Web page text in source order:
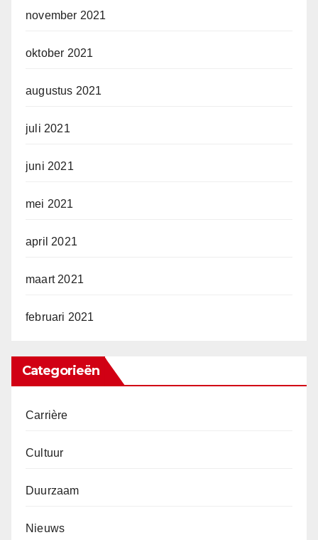
november 2021
oktober 2021
augustus 2021
juli 2021
juni 2021
mei 2021
april 2021
maart 2021
februari 2021
Categorieën
Carrière
Cultuur
Duurzaam
Nieuws